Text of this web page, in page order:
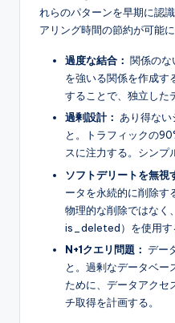
れらのパターンを早期に認
アリング時間の節約が可能に
過度な結合： 関係のな
を強いる関係を作成す
することで、独立した
過剰設計： あり得ない
と。トラフィックの
スに注力する。シンプ
ソフトデリートを無視
ータを永続的に削除す
物理的な削除ではなく
is_deleted）を使用す
N+1クエリ問題： デー
と。過剰なデータベー
ために、データアクセ
チ取得を計画する。